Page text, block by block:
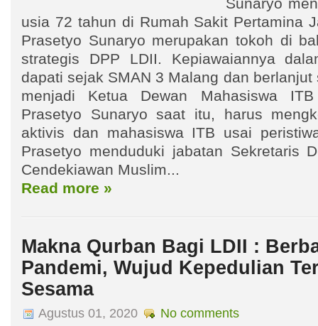
usia 72 tahun di Rumah Sakit Pertamina
Prasetyo Sunaryo merupakan tokoh di
strategis DPP LDII. Kepiawaiannya
dapati sejak SMAN 3 Malang dan
menjadi Ketua Dewan Mahasiswa
Prasetyo Sunaryo saat itu, harus
aktivis dan mahasiswa ITB usai
Prasetyo menduduki jabatan Sekretaris
Cendekiawan Muslim...
Read more »
Makna Qurban Bagi LDII :
Pandemi, Wujud Kepedulian
Sesama
Agustus 01, 2020 No comments